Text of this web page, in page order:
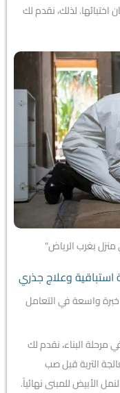
لذلك، نقدم لك
بغرب الرياض"
استباقية وعلاج جذري
خبرة واسعة في التعامل
مرحلة البناء، نقدم لك
التربة قبل صب
الأبيض للمبنى نهائياً.